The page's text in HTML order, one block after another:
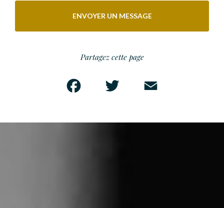
ENVOYER UN MESSAGE
Partagez cette page